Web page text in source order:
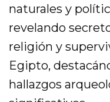
naturales y
revelando
religión y
Egipto,
hallazgos